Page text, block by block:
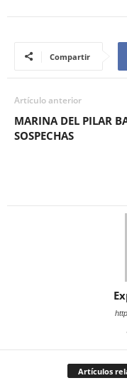
Compartir
Artículo anterior
MARINA DEL PILAR
SOSPECHAS
Artículos